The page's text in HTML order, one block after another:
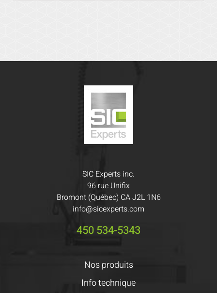
SIC Experts inc.
96 rue Unifix
Bromont (Québec) CA J2L 1N6
info@sicexperts.com
450 534-5343
Nos produits
Info technique